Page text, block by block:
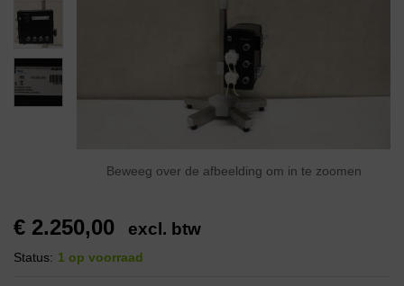
Beweeg over de afbeelding om in te zoomen
€ 2.250,00 excl. btw
Status: 1 op voorraad